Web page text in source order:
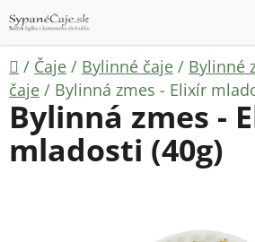
na
obsah
Domov
/ Čaje / Bylinné čaje / Bylinné
čaje / Bylinná zmes - Elixír
Bylinná zmes -
mladosti (40g)